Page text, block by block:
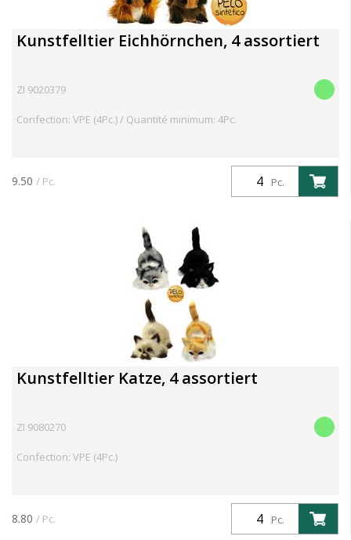
Kunstfelltier Eichhörnchen, 4 assortiert
ZI 9020379
Confection: VPE (4Pc.) / Quantité minimum: 4Pc.
Pc.
9.50 / Pc.
Kunstfelltier Katze, 4 assortiert
ZI 9080270
Confection: VPE (4Pc.)
Pc.
8.80 / Pc.